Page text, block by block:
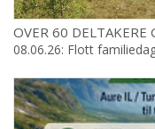
OVER 60 DELTAKERE
08.06.26: Flott